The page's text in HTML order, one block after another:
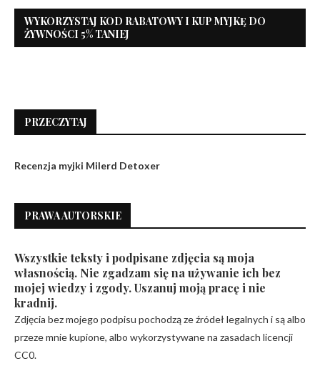
WYKORZYSTAJ KOD RABATOWY I KUP MYJKĘ DO
ŻYWNOŚCI 5% TANIEJ
PRZECZYTAJ
Recenzja myjki Milerd Detoxer
PRAWA AUTORSKIE
Wszystkie teksty i podpisane zdjęcia są moja
własnością. Nie zgadzam się na używanie ich bez
mojej wiedzy i zgody. Uszanuj moją pracę i nie
kradnij.
Zdjęcia bez mojego podpisu pochodzą ze źródeł legalnych i są albo
przeze mnie kupione, albo wykorzystywane na zasadach licencji
CC0.